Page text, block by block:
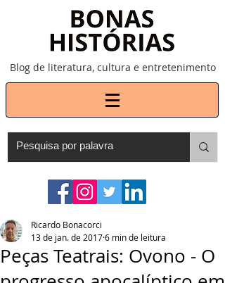
Blog de literatura, cultura e entretenimento
Peças Teatrais: Ovono - O
Ricardo Bonacorci
13 de jan. de 20176 min de leitura